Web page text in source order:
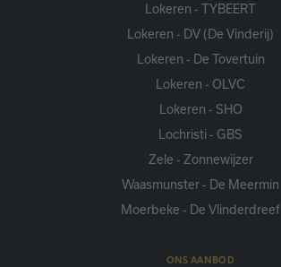
Lokeren - TYBEERT
Lokeren - DV (De Vinderij)
Lokeren - De Tovertuin
Lokeren - OLVC
Lokeren - SHO
Lochristi - GBS
Zele - Zonnewijzer
Waasmunster - De Meermin
Moerbeke - De Vlinderdreef
ONS AANBOD